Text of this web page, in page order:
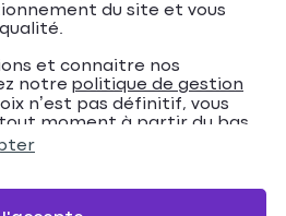
Conseils
Obligations
: 7 infos à connaître
d’un
du site et vous
et connaitre nos
notre politique de gestion
n’est pas définitif, vous
moment à partir du bas